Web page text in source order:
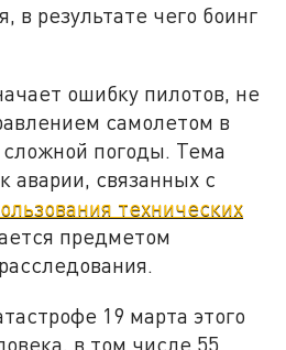
в результате чего боинг
ошибку пилотов, не
самолетом в
сложной погоды. Тема
аварии, связанных с
технических
предметом
19 марта этого
в том числе 55